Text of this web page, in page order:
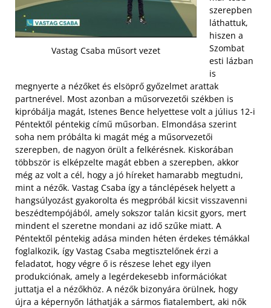
Vastag Csaba műsort vezet
szerepben
láthattuk,
hiszen a
Szombat
esti lázban
is
megnyerte a nézőket és elsöprő győzelmet arattak
partnerével. Most azonban a műsorvezetői székben is
kipróbálja magát, Istenes Bence helyettese volt a július 12-i
Péntektől péntekig című műsorban. Elmondása szerint
soha nem próbálta ki magát még a műsorvezetői
szerepben, de nagyon örült a felkérésnek. Kiskorában
többször is elképzelte magát ebben a szerepben, akkor
még az volt a cél, hogy a jó híreket hamarabb megtudni,
mint a nézők. Vastag Csaba így a tánclépések helyett a
hangsúlyozást gyakorolta és megpróbál kicsit visszavenni
beszédtempójából, amely sokszor talán kicsit gyors, mert
mindent el szeretne mondani az idő szűke miatt. A
Péntektől péntekig adása minden héten érdekes témákkal
foglalkozik, így Vastag Csaba megtisztelőnek érzi a
feladatot, hogy végre ő is részese lehet egy ilyen
produkciónak, amely a legérdekesebb információkat
juttatja el a nézőkhöz. A nézők bizonyára örülnek, hogy
újra a képernyőn láthatják a sármos fiatalembert, aki nők